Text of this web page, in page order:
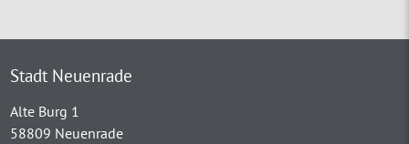
Stadt Neuenrade
Alte Burg 1
58809 Neuenrade